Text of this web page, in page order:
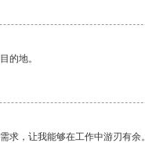
的地。
求，让我能够在工作中游刃有余。